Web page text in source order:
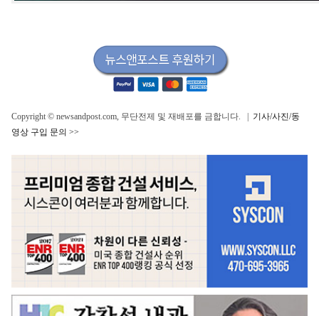
Copyright © newsandpost.com, 무단전제 및 재배포를 금합니다. | 기사/사진/동
영상 구입 문의 >>